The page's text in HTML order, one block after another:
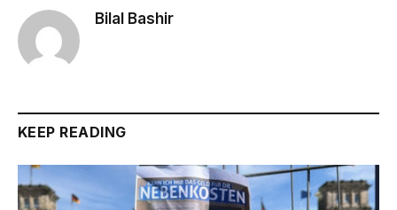
Bilal Bashir
KEEP READING